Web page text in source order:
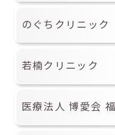
のぐちクリニック
若楠クリニック
医療法人 博愛会